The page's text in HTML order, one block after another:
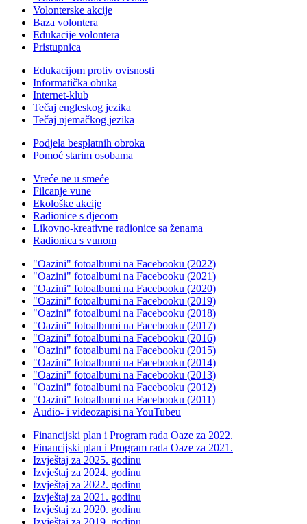
Volonterske akcije
Baza volontera
Edukacije volontera
Pristupnica
Edukacijom protiv ovisnosti
Informatička obuka
Internet-klub
Tečaj engleskog jezika
Tečaj njemačkog jezika
Podjela besplatnih obroka
Pomoć starim osobama
Vreće ne u smeće
Filcanje vune
Ekološke akcije
Radionice s djecom
Likovno-kreativne radionice sa ženama
Radionica s vunom
"Oazini" fotoalbumi na Facebooku (2022)
"Oazini" fotoalbumi na Facebooku (2021)
"Oazini" fotoalbumi na Facebooku (2020)
"Oazini" fotoalbumi na Facebooku (2019)
"Oazini" fotoalbumi na Facebooku (2018)
"Oazini" fotoalbumi na Facebooku (2017)
"Oazini" fotoalbumi na Facebooku (2016)
"Oazini" fotoalbumi na Facebooku (2015)
"Oazini" fotoalbumi na Facebooku (2014)
"Oazini" fotoalbumi na Facebooku (2013)
"Oazini" fotoalbumi na Facebooku (2012)
"Oazini" fotoalbumi na Facebooku (2011)
Audio- i videozapisi na YouTubeu
Financijski plan i Program rada Oaze za 2022.
Financijski plan i Program rada Oaze za 2021.
Izvještaj za 2025. godinu
Izvještaj za 2024. godinu
Izvještaj za 2022. godinu
Izvještaj za 2021. godinu
Izvještaj za 2020. godinu
Izvještaj za 2019. godinu